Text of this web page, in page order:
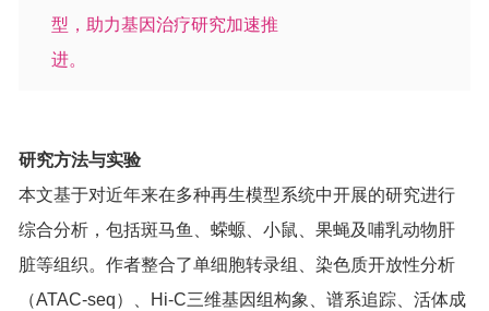
型，助力基因治疗研究加速推
进。
研究方法与实验
本文基于对近年来在多种再生模型系统中开展的研究进行
综合分析，包括斑马鱼、蝾螈、小鼠、果蝇及哺乳动物肝
脏等组织。作者整合了单细胞转录组、染色质开放性分析
（ATAC-seq）、Hi-C三维基因组构象、谱系追踪、活体成